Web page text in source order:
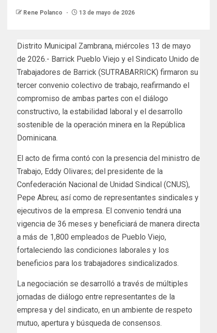
Rene Polanco 13 de mayo de 2026
Distrito Municipal Zambrana, miércoles 13 de mayo
de 2026.- Barrick Pueblo Viejo y el Sindicato Unido de
Trabajadores de Barrick (SUTRABARRICK) firmaron su
tercer convenio colectivo de trabajo, reafirmando el
compromiso de ambas partes con el diálogo
constructivo, la estabilidad laboral y el desarrollo
sostenible de la operación minera en la República
Dominicana.
El acto de firma contó con la presencia del ministro de
Trabajo, Eddy Olivares; del presidente de la
Confederación Nacional de Unidad Sindical (CNUS),
Pepe Abreu; así como de representantes sindicales y
ejecutivos de la empresa. El convenio tendrá una
vigencia de 36 meses y beneficiará de manera directa
a más de 1,800 empleados de Pueblo Viejo,
fortaleciendo las condiciones laborales y los
beneficios para los trabajadores sindicalizados.
La negociación se desarrolló a través de múltiples
jornadas de diálogo entre representantes de la
empresa y del sindicato, en un ambiente de respeto
mutuo, apertura y búsqueda de consensos.